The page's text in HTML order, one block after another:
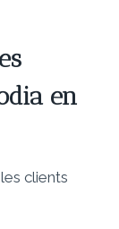
en
clients